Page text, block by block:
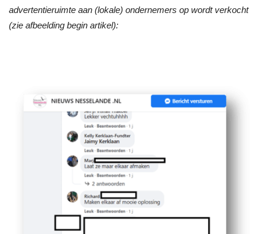
advertentieruimte aan (lokale) ondernemers op wordt verkocht
(zie afbeelding begin artikel):